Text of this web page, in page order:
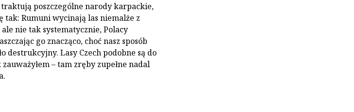
poszczególne narody karpackie,
tak: Rumuni wycinają las niemalże z
nie tak systematycznie, Polacy
go znacząco, choć nasz sposób
destrukcyjny. Lasy Czech podobne są do
– tam zręby zupełne nadal